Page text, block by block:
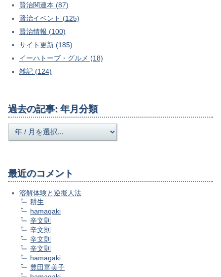
賢治関連本 (87)
賢治イベント (125)
賢治情報 (100)
サイト更新 (185)
イーハトーブ・グルメ (18)
雑記 (124)
過去の記事: 年月分類
最近のコメント
溶解体験と逆擬人法
耕生
hamagaki
辛文則
辛文則
辛文則
辛文則
hamagaki
豊田富美子